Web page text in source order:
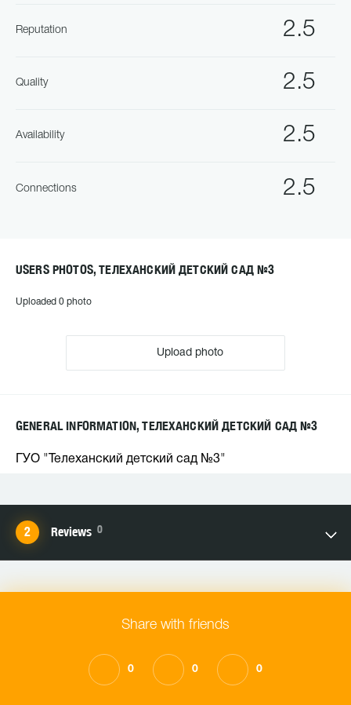
2.5
Reputation
2.5
Quality
2.5
Availability
2.5
Connections
USERS PHOTOS, ТЕЛЕХАНСКИЙ ДЕТСКИЙ САД №3
Uploaded 0 photo
Upload photo
GENERAL INFORMATION, ТЕЛЕХАНСКИЙ ДЕТСКИЙ САД №3
ГУО "Телеханский детский сад №3"
Reviews 0
Share with friends
0 0 0